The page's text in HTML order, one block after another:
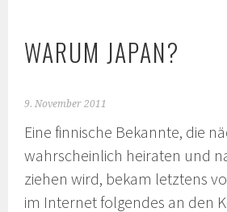
WARUM JAPAN?
9. November 2011
Eine finnische Bekannte, die
wahrscheinlich heiraten und
ziehen wird, bekam letztens
im Internet folgendes an den